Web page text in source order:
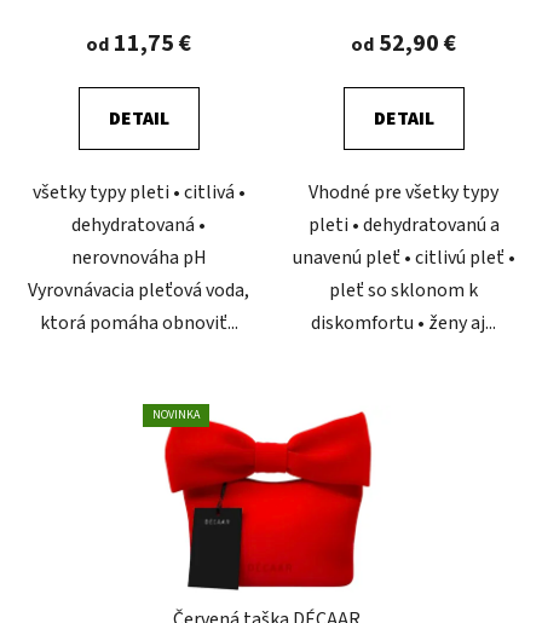
od 11,75 €
DETAIL
všetky typy pleti • citlivá •
dehydratovaná •
nerovnováha pH
Vyrovnávacia pleťová voda,
ktorá pomáha obnoviť...
hodnotenie
produktu
je
5,0
5
hviezdičiek.
od 52,90 €
DETAIL
Vhodné pre všetky typy
pleti • dehydratovanú a
unavenú pleť • citlivú pleť •
pleť so sklonom k
diskomfortu • ženy aj...
NOVINKA